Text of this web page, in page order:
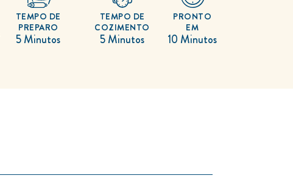
5 Minutos
TEMPO DE
PREPARO
5 Minutos
TEMPO DE
COZIMENTO
10 Minutos
PRONTO
EM